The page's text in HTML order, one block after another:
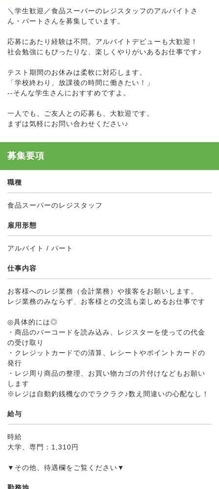
＼学生歓迎／食品スーパーのレジスタッフのアルバイトさ
ん・パートさんを募集しています。
応募にあたり経験は不問。アルバイトデビューも大歓迎！
社会勉強にもぴったりな、楽しくやりがいあるお仕事です♪
テスト期間のお休みは柔軟に対応します。
「学校終わり、放課後の時間に働きたい！」
--そんな学生さんにおすすめですよ。
一人でも、ご友人との応募も、大歓迎です。
まずは気軽にお問い合わせください♪
募集要項
職種
食品スーパーのレジスタッフ
雇用形態
アルバイト / パート
仕事内容
お客様へのレジ業務（会計業務）や接客をお願いします。
レジ業務のみならず、お客様との交流も楽しめるお仕事です
◎具体的には◎
・商品のバーコードを読み込み、レジスターを使っての代金
の受け取り
・クレジットカードでの清算、レシートやポイントカードの
発行
・レジ周り商品の整理、お買い物カゴの片付けなどもお願い
します
※レジは自動釣銭機なのでラクラク♪数え間違いの心配なし！
給与
時給
大学、専門：1,310円
▼その他、待遇欄をご覧ください▼